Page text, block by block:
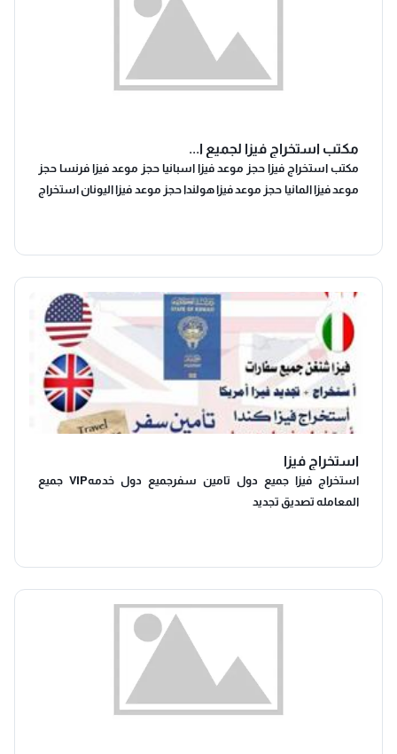
مكتب استخراج فيزا لجميع ا...
مكتب استخراج فيزا حجز موعد فيزا اسبانيا حجز موعد فيزا فرنسا حجز
موعد فيزا المانيا حجز موعد فيزا هولندا حجز موعد فيزا اليونان استخراج
استخراج فيزا
استخراج فيزا جميع دول تامين سفرجميع دول خدمهVIP جميع
المعامله تصديق تجديد